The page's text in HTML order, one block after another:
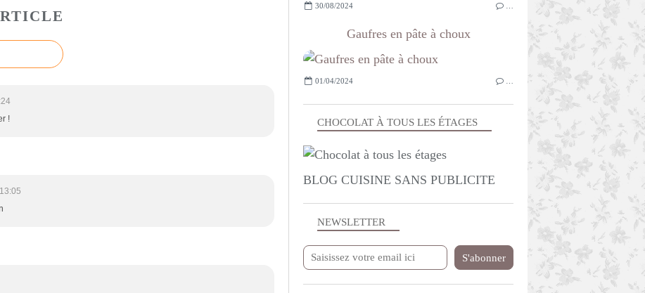
!
NEWSLETTER
CHOCOLAT À TOUS LES ÉTAGES
BLOG CUISINE SANS PUBLICITE
30/08/2024
Gaufres en pâte à choux
01/04/2024